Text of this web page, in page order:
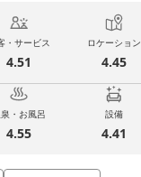
・サービス
4.51
ロケーション
4.45
・お風呂
4.55
設備
4.41